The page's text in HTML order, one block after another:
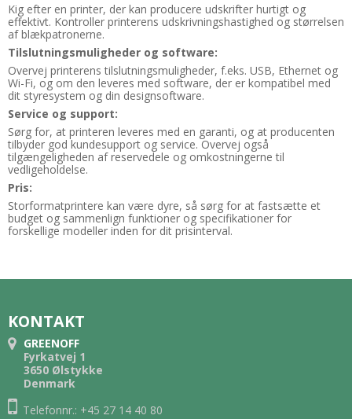
Kig efter en printer, der kan producere udskrifter hurtigt og
effektivt. Kontroller printerens udskrivningshastighed og størrelsen
af blækpatronerne.
Tilslutningsmuligheder og software:
Overvej printerens tilslutningsmuligheder, f.eks. USB, Ethernet og
Wi-Fi, og om den leveres med software, der er kompatibel med
dit styresystem og din designsoftware.
Service og support:
Sørg for, at printeren leveres med en garanti, og at producenten
tilbyder god kundesupport og service. Overvej også
tilgængeligheden af reservedele og omkostningerne til
vedligeholdelse.
Pris:
Storformatprintere kan være dyre, så sørg for at fastsætte et
budget og sammenlign funktioner og specifikationer for
forskellige modeller inden for dit prisinterval.
KONTAKT
GREENOFF
Fyrkatvej 1
3650 Ølstykke
Denmark
Telefonnr.: +45 27 14 40 80